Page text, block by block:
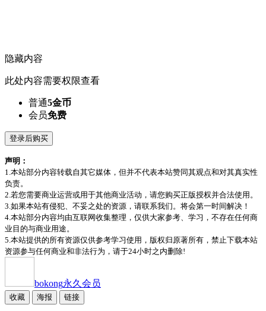
隐藏内容
此处内容需要权限查看
普通5金币
会员免费
登录后购买
声明：
1.本站部分内容转载自其它媒体，但并不代表本站赞同其观点和对其真实性
负责。
2.若您需要商业运营或用于其他商业活动，请您购买正版授权并合法使用。
3.如果本站有侵犯、不妥之处的资源，请联系我们。将会第一时间解决！
4.本站部分内容均由互联网收集整理，仅供大家参考、学习，不存在任何商
业目的与商业用途。
5.本站提供的所有资源仅供参考学习使用，版权归原著所有，禁止下载本站
资源参与任何商业和非法行为，请于24小时之内删除!
bokong永久会员
收藏 海报 链接